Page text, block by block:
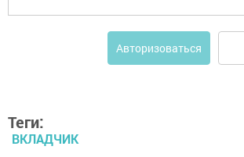
Авторизоваться
Теги:
ВКЛАДЧИК